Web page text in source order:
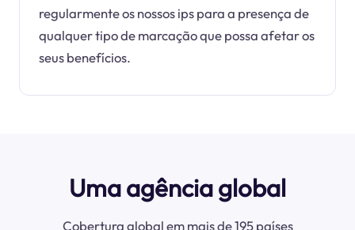
regularmente os nossos ips para a presença de
qualquer tipo de marcação que possa afetar os
seus benefícios.
Uma agência global
Cobertura global em mais de 195 países